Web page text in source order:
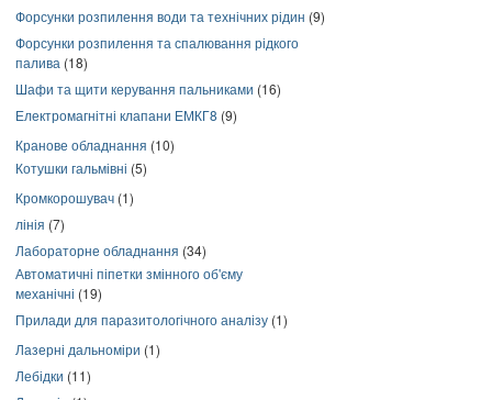
Форсунки розпилення води та технічних рідин (9)
Форсунки розпилення та спалювання рідкого
палива (18)
Шафи та щити керування пальниками (16)
Електромагнітні клапани ЕМКГ8 (9)
Кранове обладнання (10)
Котушки гальмівні (5)
Кромкорошувач (1)
лінія (7)
Лабораторне обладнання (34)
Автоматичні піпетки змінного об'єму
механічні (19)
Прилади для паразитологічного аналізу (1)
Лазерні дальноміри (1)
Лебідки (11)